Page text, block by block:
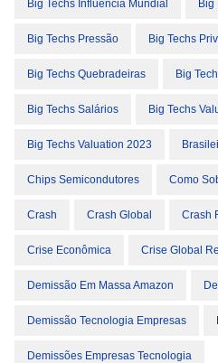
Big Techs Influência Mundial Big
Big Techs Pressão Big Techs
Big Techs Quebradeiras Big
Big Techs Salários Big Techs
Big Techs Valuation 2023
Chips Semicondutores Como
Crash Crash Global Crash
Crise Econômica Crise Global
Demissão Em Massa Amazon
Demissão Tecnologia Empresas
Demissões Empresas Tecnologia